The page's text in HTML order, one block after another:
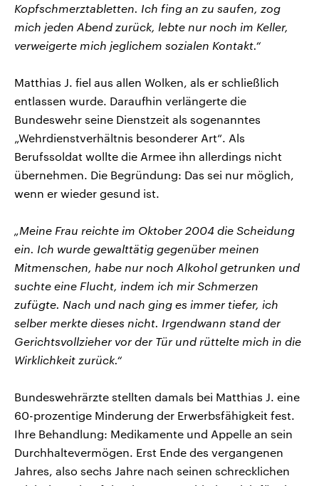
Kopfschmerztabletten. Ich fing an zu saufen, zog
mich jeden Abend zurück, lebte nur noch im Keller,
verweigerte mich jeglichem sozialen Kontakt.“
Matthias J. fiel aus allen Wolken, als er schließlich
entlassen wurde. Daraufhin verlängerte die
Bundeswehr seine Dienstzeit als sogenanntes
„Wehrdienstverhältnis besonderer Art“. Als
Berufssoldat wollte die Armee ihn allerdings nicht
übernehmen. Die Begründung: Das sei nur möglich,
wenn er wieder gesund ist.
„Meine Frau reichte im Oktober 2004 die Scheidung
ein. Ich wurde gewalttätig gegenüber meinen
Mitmenschen, habe nur noch Alkohol getrunken und
suchte eine Flucht, indem ich mir Schmerzen
zufügte. Nach und nach ging es immer tiefer, ich
selber merkte dieses nicht. Irgendwann stand der
Gerichtsvollzieher vor der Tür und rüttelte mich in die
Wirklichkeit zurück.“
Bundeswehrärzte stellten damals bei Matthias J. eine
60-prozentige Minderung der Erwerbsfähigkeit fest.
Ihre Behandlung: Medikamente und Appelle an sein
Durchhaltevermögen. Erst Ende des vergangenen
Jahres, also sechs Jahre nach seinen schrecklichen